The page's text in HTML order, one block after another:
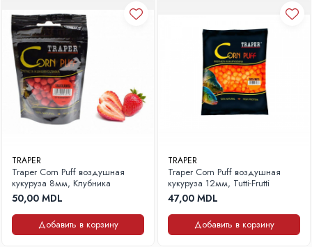
Ящики
Чехлы
Поводочницы
Прочее
Рюкзак
Аксессуары для рыбалки
Очки
Кемпинг рыбалка
Аксессуары
TRAPER
Traper Corn Puff воздушная
кукуруза 8мм, Клубника
50,00 MDL
Добавить в корзину
TRAPER
Traper Corn Puff воздушная
кукуруза 12мм, Tutti-Frutti
47,00 MDL
Добавить в корзину